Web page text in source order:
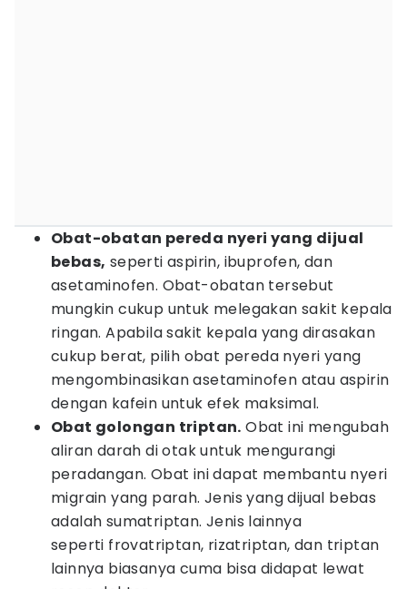
Obat-obatan pereda nyeri yang dijual
bebas, seperti aspirin, ibuprofen, dan
asetaminofen. Obat-obatan tersebut
mungkin cukup untuk melegakan sakit kepala
ringan. Apabila sakit kepala yang dirasakan
cukup berat, pilih obat pereda nyeri yang
mengombinasikan asetaminofen atau aspirin
dengan kafein untuk efek maksimal.
Obat golongan triptan. Obat ini mengubah
aliran darah di otak untuk mengurangi
peradangan. Obat ini dapat membantu nyeri
migrain yang parah. Jenis yang dijual bebas
adalah sumatriptan. Jenis lainnya
seperti frovatriptan, rizatriptan, dan triptan
lainnya biasanya cuma bisa didapat lewat